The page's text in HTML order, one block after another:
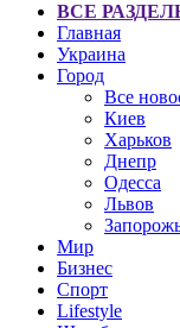
ВСЕ
Главная
Украина
Город
Все
Киев
Харьков
Днепр
Одесса
Львов
Мир
Бизнес
Спорт
Lifestyle